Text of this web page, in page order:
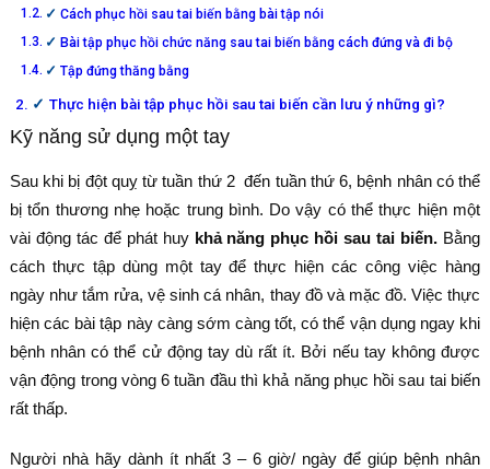
Cách phục hồi sau tai biến bằng bài tập nói
Bài tập phục hồi chức năng sau tai biến bằng cách đứng và đi bộ
Tập đứng thăng bằng
Thực hiện bài tập phục hồi sau tai biến cần lưu ý những gì?
Kỹ năng sử dụng một tay
Sau khi bị đột quỵ từ tuần thứ 2 đến tuần thứ 6, bệnh nhân có thể
bị tổn thương nhẹ hoặc trung bình. Do vậy có thể thực hiện một
vài động tác để phát huy khả năng phục hồi sau tai biến. Bằng
cách thực tập dùng một tay để thực hiện các công việc hàng
ngày như tắm rửa, vệ sinh cá nhân, thay đồ và mặc đồ. Việc thực
hiện các bài tập này càng sớm càng tốt, có thể vận dụng ngay khi
bệnh nhân có thể cử động tay dù rất ít. Bởi nếu tay không được
vận động trong vòng 6 tuần đầu thì khả năng phục hồi sau tai biến
rất thấp.
Người nhà hãy dành ít nhất 3 – 6 giờ/ ngày để giúp bệnh nhân